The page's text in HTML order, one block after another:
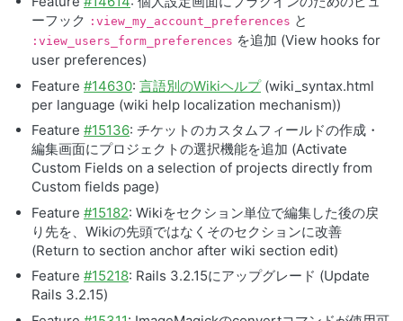
ーフック :view_my_account_preferences と
:view_users_form_preferences を追加 (View hooks for
user preferences)
Feature #14630: 言語別のWikiヘルプ(wiki_syntax.html
per language (wiki help localization mechanism))
Feature #15136: チケットのカスタムフィールドの作成・
編集画面にプロジェクトの選択機能を追加 (Activate
Custom Fields on a selection of projects directly from
Custom fields page)
Feature #15182: Wikiをセクション単位で編集した後の戻
り先を、Wikiの先頭ではなくそのセクションに改善
(Return to section anchor after wiki section edit)
Feature #15218: Rails 3.2.15にアップグレード (Update
Rails 3.2.15)